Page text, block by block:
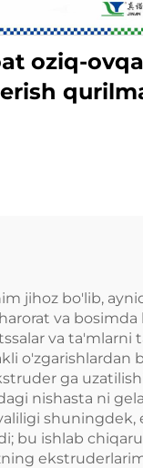
oziq-
jihoz bo'lib,
va
va
ga
nishasta ni
bu ishlab